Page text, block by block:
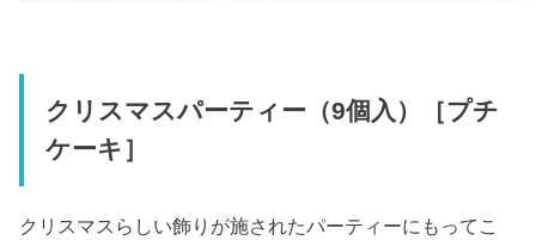
クリスマスパーティー（9個入）［プチ
ケーキ］
クリスマスらしい飾りが施されたパーティーにもってこ